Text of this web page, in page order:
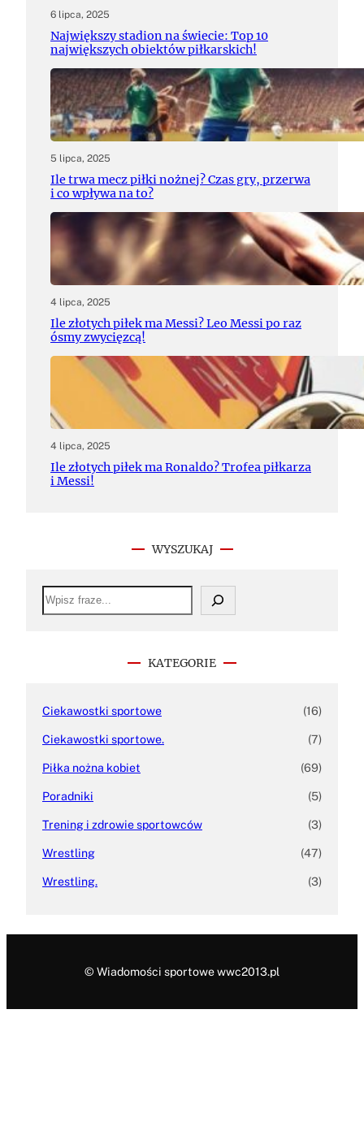
6 lipca, 2025
Największy stadion na świecie: Top 10
największych obiektów piłkarskich!
5 lipca, 2025
Ile trwa mecz piłki nożnej? Czas gry, przerwa
i co wpływa na to?
4 lipca, 2025
Ile złotych piłek ma Messi? Leo Messi po raz
ósmy zwycięzcą!
4 lipca, 2025
Ile złotych piłek ma Ronaldo? Trofea piłkarza
i Messi!
WYSZUKAJ
S
e
a
KATEGORIE
Ciekawostki sportowe (16)
Ciekawostki sportowe. (7)
Piłka nożna kobiet (69)
Poradniki (5)
Trening i zdrowie sportowców (3)
Wrestling (47)
Wrestling. (3)
© Wiadomości sportowe wwc2013.pl